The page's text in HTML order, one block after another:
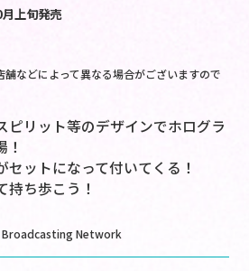
月上旬発売
などによって異なる場合がございますので
ピリット等のデザインでホログラ
セットになって付いてくる！
持ち歩こう！
Broadcasting Network